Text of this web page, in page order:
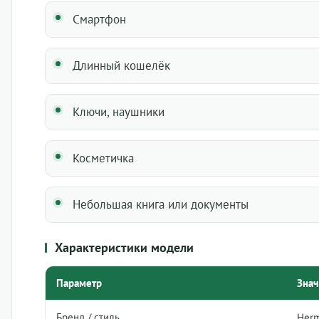
Смартфон
Длинный кошелёк
Ключи, наушники
Косметичка
Небольшая книга или документы
Характеристики модели
Параметр